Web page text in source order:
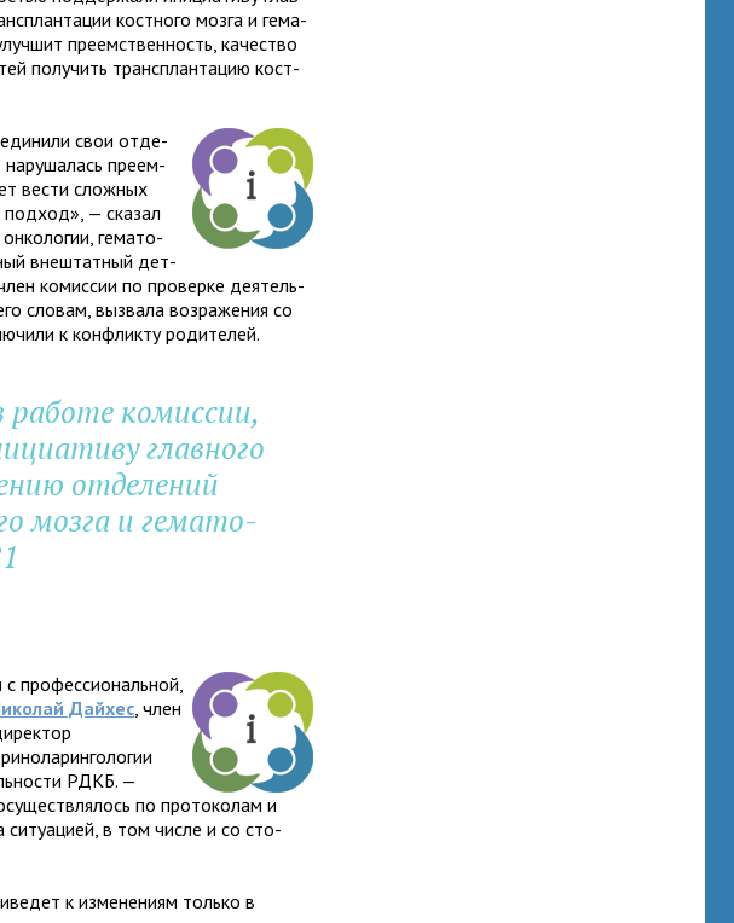
кост­ного мозга и гема­
пре­ем­ствен­ность, каче­ство
полу­чить транс­план­та­цию кост­
свои отде­
нару­ша­лась пре­ем­
вести слож­ных
— ска­зал
гема­то­
вне­штат­ный дет­
комис­сии по про­верке дея­тель­
сло­вам, вызвала воз­ра­же­ния со
к кон­фликту родителей.
комис­сии,
глав­ного
отде­ле­ний
мозга и гема­то­
про­фес­сио­наль­ной,
Дайхес, член
РДКБ. —
по про­то­ко­лам и
в том числе и со сто­
к изме­не­ниям только в